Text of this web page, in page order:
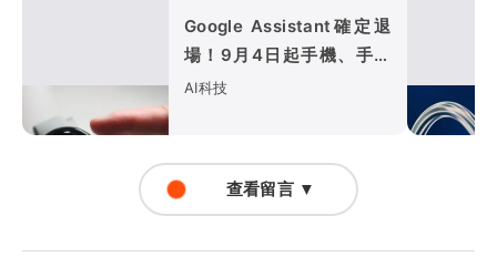
Google Assistant確定退
場！9月4日起手機、手錶
全面改用Gemini
AI科技
查看留言 ▼